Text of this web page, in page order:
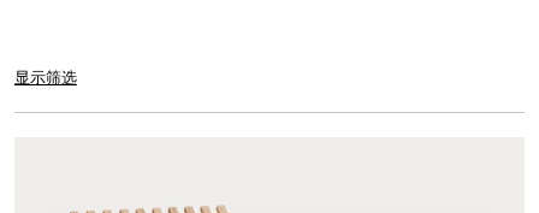
显示筛选